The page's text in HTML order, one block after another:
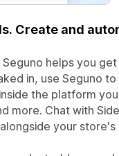
Create and
helps you
in, use Seguno
the platform
more. Chat with
your